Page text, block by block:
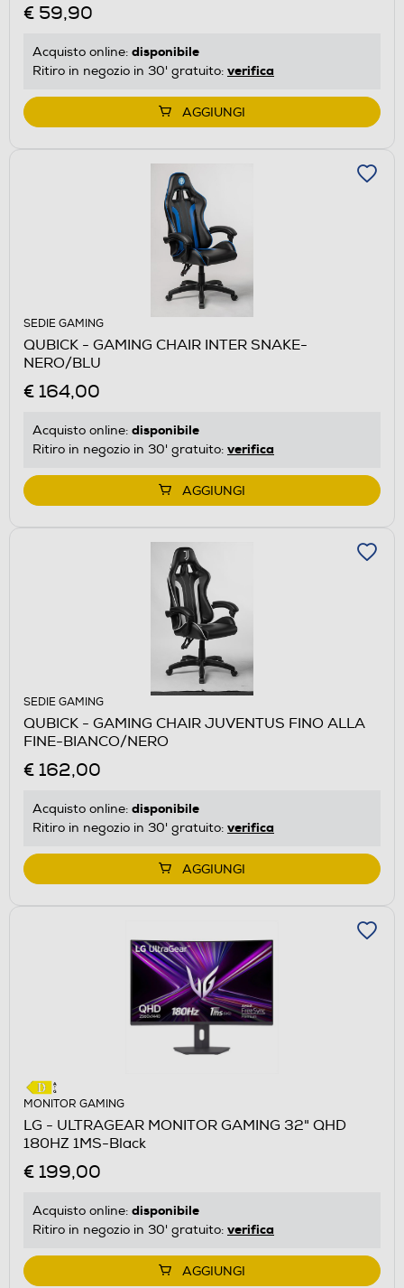
€ 59,90
Acquisto online: disponibile
Ritiro in negozio in 30' gratuito: verifica
AGGIUNGI
SEDIE GAMING
QUBICK - GAMING CHAIR INTER SNAKE-
NERO/BLU
€ 164,00
Acquisto online: disponibile
Ritiro in negozio in 30' gratuito: verifica
AGGIUNGI
SEDIE GAMING
QUBICK - GAMING CHAIR JUVENTUS FINO ALLA
FINE-BIANCO/NERO
€ 162,00
Acquisto online: disponibile
Ritiro in negozio in 30' gratuito: verifica
AGGIUNGI
MONITOR GAMING
LG - ULTRAGEAR MONITOR GAMING 32" QHD
180HZ 1MS-Black
€ 199,00
Acquisto online: disponibile
Ritiro in negozio in 30' gratuito: verifica
AGGIUNGI